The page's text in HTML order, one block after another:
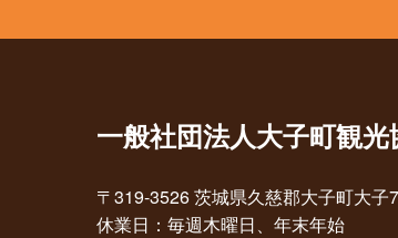
一般社団法人大子町観光
〒319-3526 茨城県久慈郡大子町大
休業日：毎週木曜日、年末年始